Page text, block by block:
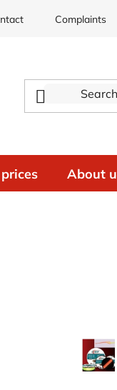
Complaints
About